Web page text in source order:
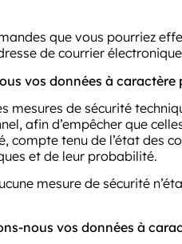
que vous pourriez
de courrier
vos données à caractère
mesures de sécurité
afin d’empêcher que
compte tenu de l’état des
et de leur probabilité.
mesure de sécurité
nous vos données à